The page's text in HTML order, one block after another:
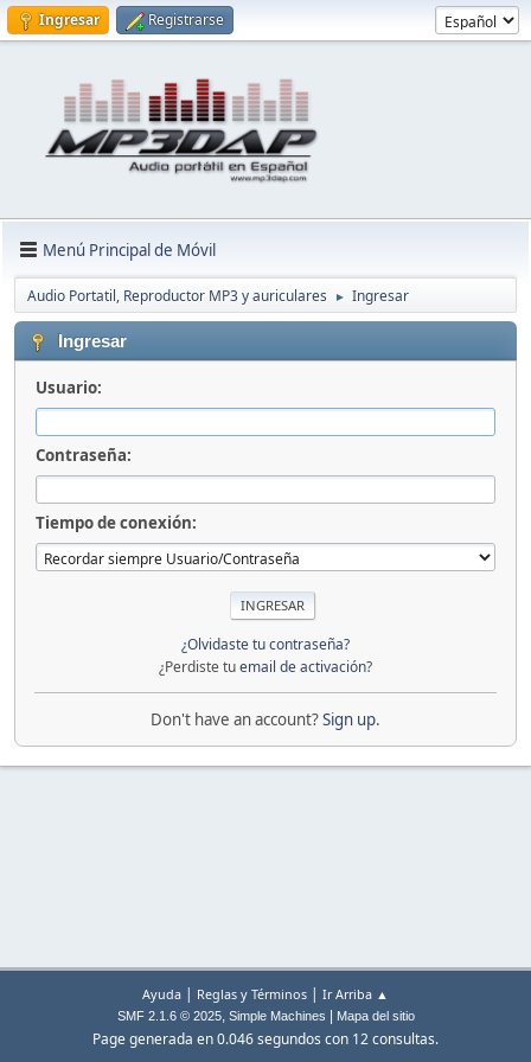
Ingresar Registrarse
Menú Principal de Móvil
Audio Portatil, Reproductor MP3 y auriculares ► Ingresar
Ingresar
Usuario:
Contraseña:
Tiempo de conexión:
¿Olvidaste tu contraseña?
¿Perdiste tuemail de activación?
Don't have an account?Sign up.
Ayuda | Reglas y Términos | Ir Arriba ▲
SMF 2.1.6 © 2025, Simple Machines Mapa del sitio
Page generada en 0.046 segundos con 12 consultas.